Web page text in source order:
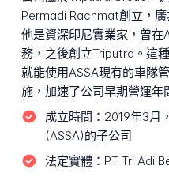
Permadi Rachmat創立，
他是資深印尼實業家，曾
務，之後創立Triputra。這
就能使用ASSA現有的車隊
施，加速了公司早期營運年
成立時間： 2019年3月
(ASSA)的子公司
法定實體： PT Tri Adi